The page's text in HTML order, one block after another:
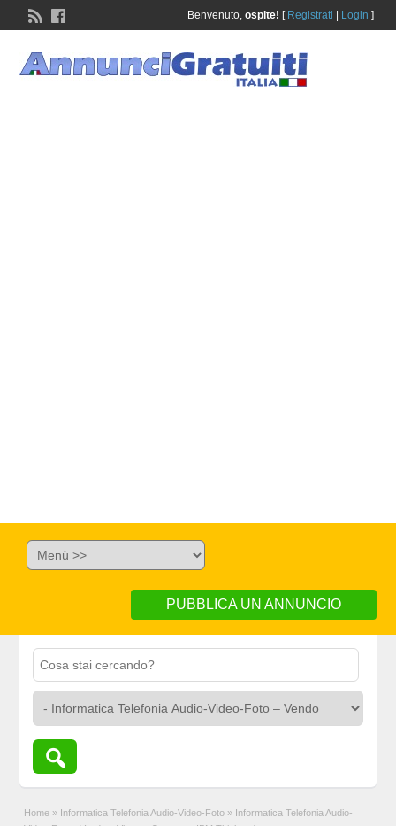
Benvenuto, ospite! [ Registrati Login ]
PUBBLICA UN ANNUNCIO
Home » Informatica Telefonia Audio-Video-Foto » Informatica Telefonia Audio-